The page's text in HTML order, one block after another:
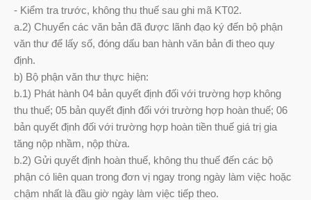
- Kiểm tra trước, không thu thuế sau ghi mã KT02.
a.2) Chuyển các văn bản đã được lãnh đạo ký đến bộ phận
văn thư để lấy số, đóng dấu ban hành văn bản đi theo quy
định.
b) Bộ phận văn thư thực hiện:
b.1) Phát hành 04 bản quyết định đối với trường hợp không
thu thuế; 05 bản quyết định đối với trường hợp hoàn thuế; 06
bản quyết định đối với trường hợp hoàn tiền thuế giá trị gia
tăng nộp nhầm, nộp thừa.
b.2) Gửi quyết định hoàn thuế, không thu thuế đến các bộ
phận có liên quan trong đơn vị ngay trong ngày làm việc hoặc
chậm nhất là đầu giờ ngày làm việc tiếp theo.